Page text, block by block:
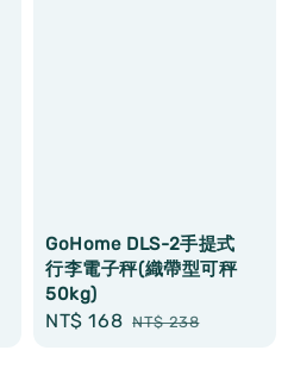
GoHome DLS-2手提式
行李電子秤(織帶型可秤
50kg)
Sale
NT$ 168 Regular
NT$ 238